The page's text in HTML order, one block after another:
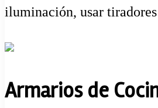
iluminación, usar
Armarios de